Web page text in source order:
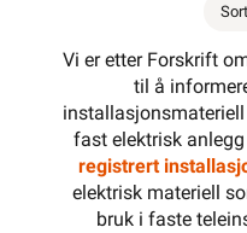
Sort
Vi er etter Forskrift
til å
fast elektrisk anlegg
registrert
elektrisk materiell
bruk i faste